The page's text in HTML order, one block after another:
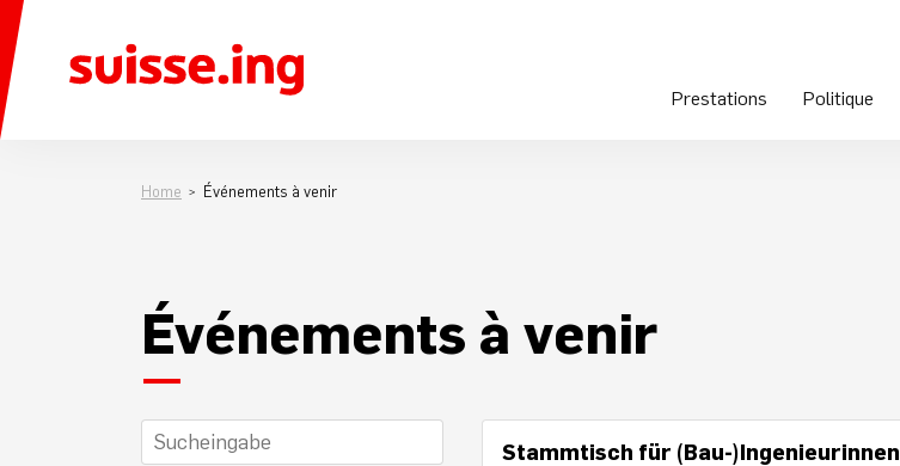
Prestations Politique
Home Événements à venir
Événements à venir
Stammtisch für (Bau-)Ingenieurinnen